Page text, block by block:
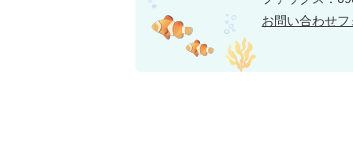
お問い合わせフ